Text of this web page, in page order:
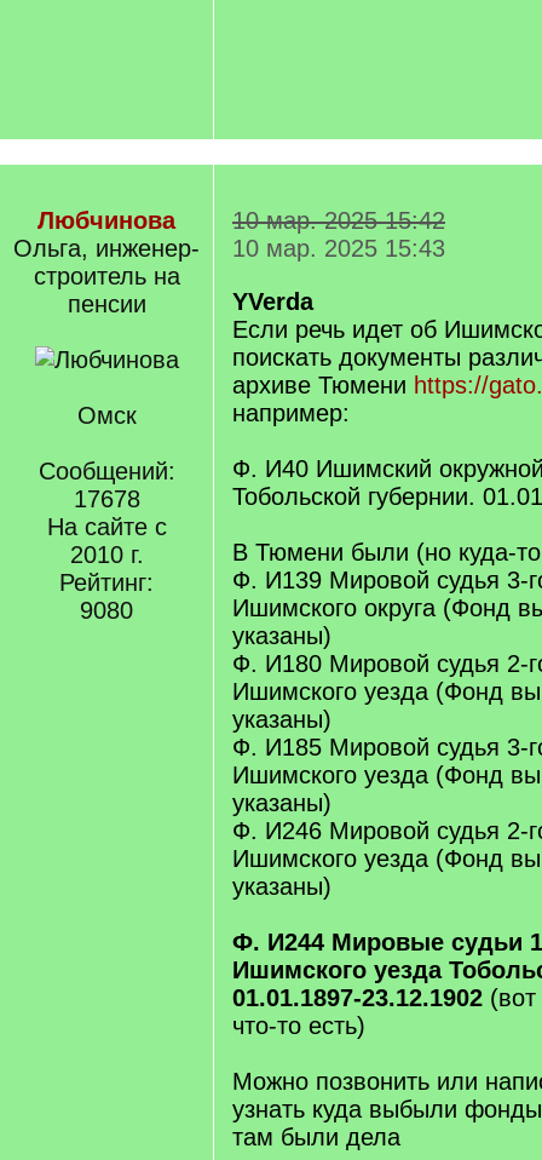
Любчинова
Ольга, инженер-
строитель на
пенсии
Омск
Сообщений:
17678
На сайте с
2010 г.
Рейтинг:
9080
10 мар. 2025 15:42
10 мар. 2025 15:43
YVerda
Если речь идет об
поискать документы
архиве Тюмени https://
например:
Ф. И40 Ишимский
Тобольской губернии.
В Тюмени были (но куда-
Ф. И139 Мировой судья 3-
Ишимского округа (Фонд
указаны)
Ф. И180 Мировой судья 2-
Ишимского уезда (Фонд
указаны)
Ф. И185 Мировой судья 3-
Ишимского уезда (Фонд
указаны)
Ф. И246 Мировой судья 2-
Ишимского уезда (Фонд
указаны)
Ф. И244 Мировые судьи
Ишимского уезда
01.01.1897-23.12.1902
что-то есть)
Можно позвонить или
узнать куда выбыли
там были дела